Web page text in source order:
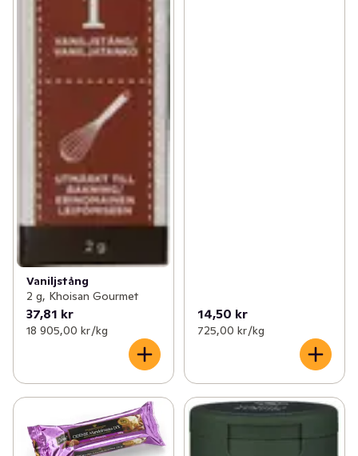
Vaniljstång
2 g, Khoisan Gourmet
37,81 kr
18 905,00 kr /kg
14,50 kr
725,00 kr /kg